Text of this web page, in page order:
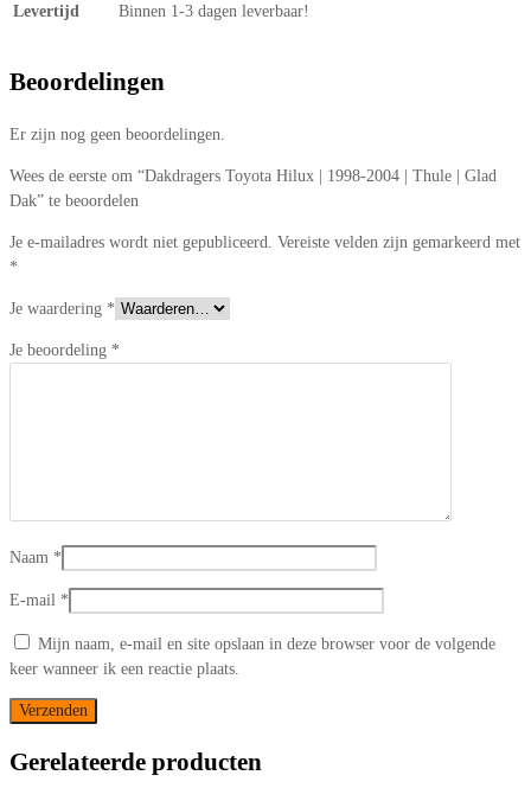
Levertijd Binnen 1-3 dagen leverbaar!
Beoordelingen
Er zijn nog geen beoordelingen.
Wees de eerste om “Dakdragers Toyota Hilux | 1998-2004 | Thule | Glad
Dak” te beoordelen
Je e-mailadres wordt niet gepubliceerd. Vereiste velden zijn gemarkeerd met
*
Je waardering *
Je beoordeling *
Naam *
E-mail *
Mijn naam, e-mail en site opslaan in deze browser voor de volgende
keer wanneer ik een reactie plaats.
Gerelateerde producten